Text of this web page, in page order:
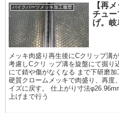
バイクパーツメッキ加工履歴
【再
チュー
げ。岐
メッキ肉盛り再生後にCクリップ溝
考慮しCクリ ップ溝を旋盤にて掘り
にて錆や傷がなくなる まで下研磨
硬質クロームメッキで肉盛り、再度
イズに戻す。 仕上がり寸法
上げまで行う